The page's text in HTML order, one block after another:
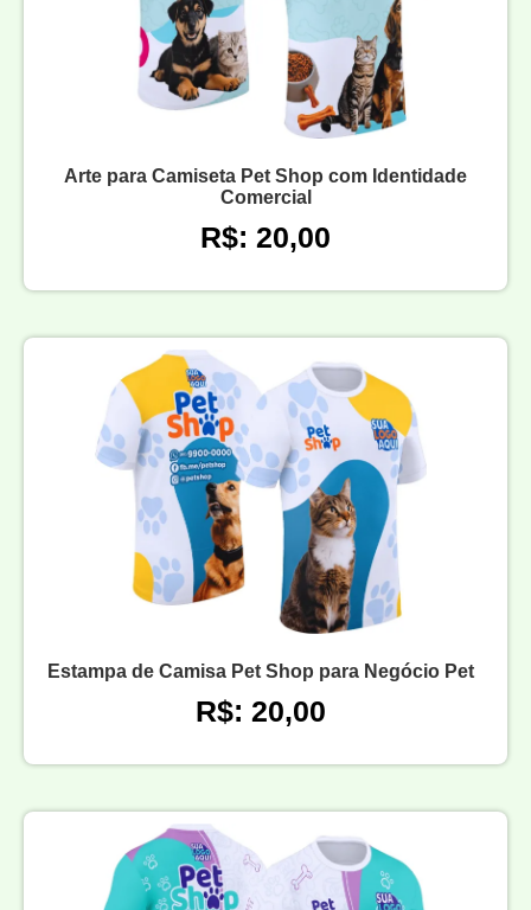
Arte para Camiseta Pet Shop com Identidade
Comercial
R$: 20,00
Estampa de Camisa Pet Shop para Negócio Pet
R$: 20,00